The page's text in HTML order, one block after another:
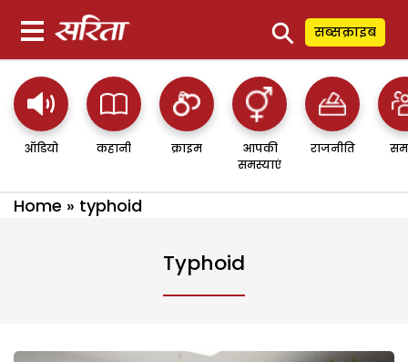
⚲ सब्सक्राइब
ऑडियो कहानी क्राइम
आपकी
समस्याएं
राजनीति
Home » typhoid
Typhoid